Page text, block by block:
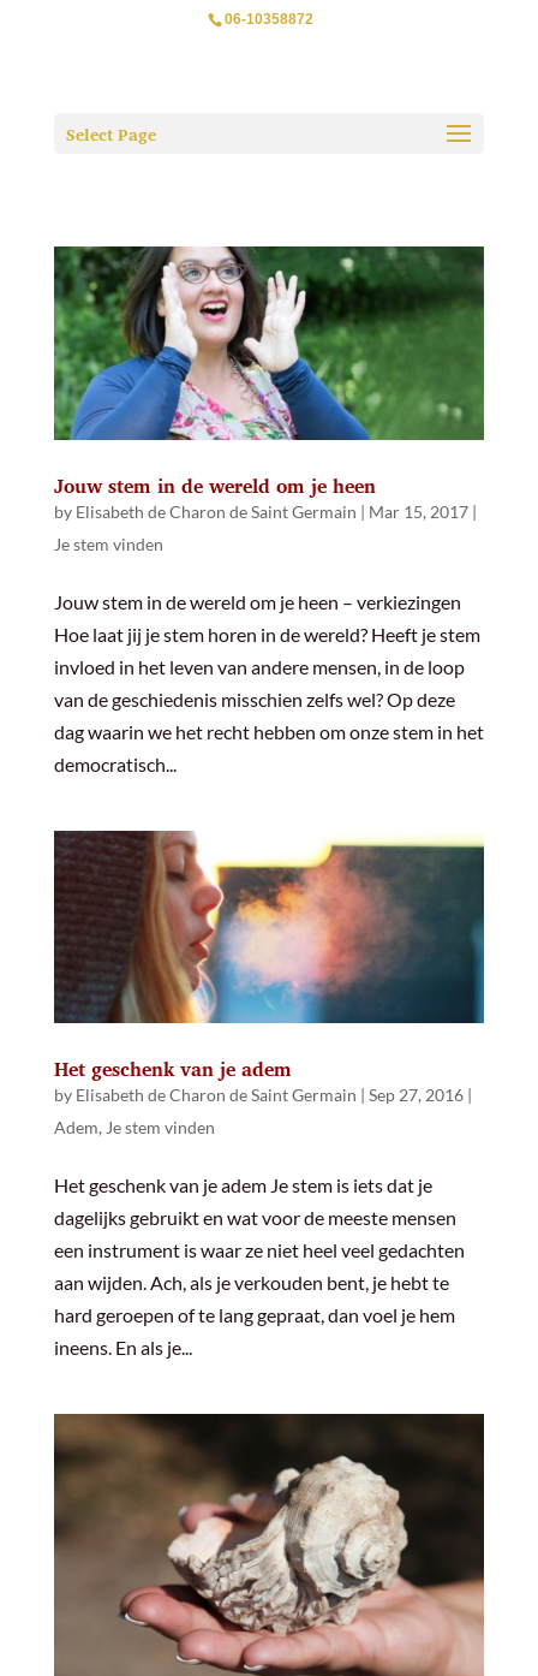
06-10358872
Select Page
Jouw stem in de wereld om je heen
by Elisabeth de Charon de Saint Germain | Mar 15, 2017|
Je stem vinden
Jouw stem in de wereld om je heen – verkiezingen
Hoe laat jij je stem horen in de wereld? Heeft je stem
invloed in het leven van andere mensen, in de loop
van de geschiedenis misschien zelfs wel? Op deze
dag waarin we het recht hebben om onze stem in het
democratisch...
Het geschenk van je adem
by Elisabeth de Charon de Saint Germain | Sep 27, 2016|
Adem, Je stem vinden
Het geschenk van je adem Je stem is iets dat je
dagelijks gebruikt en wat voor de meeste mensen
een instrument is waar ze niet heel veel gedachten
aan wijden. Ach, als je verkouden bent, je hebt te
hard geroepen of te lang gepraat, dan voel je hem
ineens. En als je...